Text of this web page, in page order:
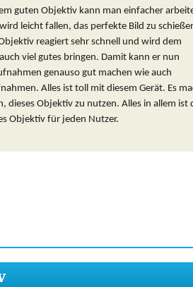
guten Objektiv kann man einfacher
leicht fallen, das perfekte Bild zu
reagiert sehr schnell und wird dem
viel gutes bringen. Damit kann er nun
genauso gut machen wie auch
Alles ist toll mit diesem Gerät. Es
dieses Objektiv zu nutzen. Alles in allem ist
Objektiv für jeden Nutzer.